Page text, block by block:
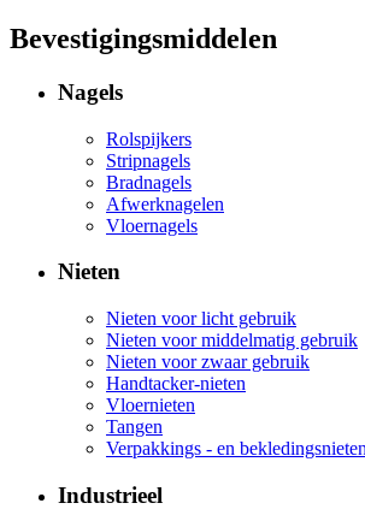
Bevestigingsmiddelen
Nagels
Rolspijkers
Stripnagels
Bradnagels
Afwerknagelen
Vloernagels
Nieten
Nieten voor licht gebruik
Nieten voor middelmatig gebruik
Nieten voor zwaar gebruik
Handtacker-nieten
Vloernieten
Tangen
Verpakkings - en bekledingsnieten
Industrieel